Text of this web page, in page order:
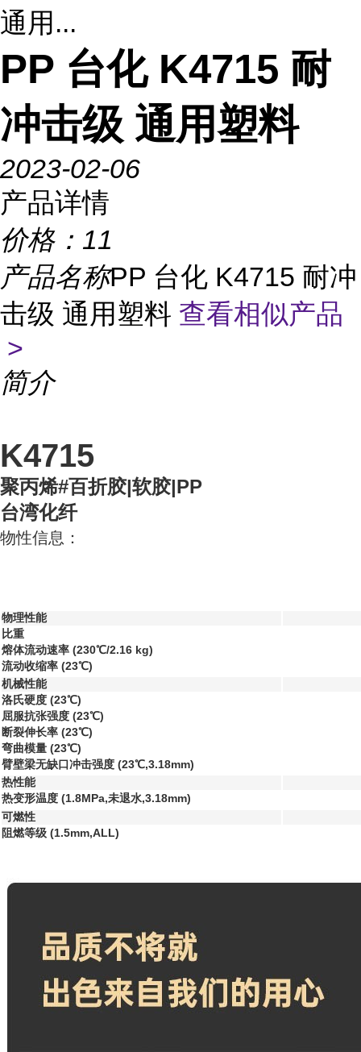
通用...
PP 台化 K4715 耐
冲击级 通用塑料
2023-02-06
产品详情
价格： 11
产品名称PP 台化 K4715 耐冲
击级 通用塑料 查看相似产品
>
简介
K4715
聚丙烯#百折胶|软胶|PP
台湾化纤
物性信息：
物理性能
比重
熔体流动速率 (230℃/2.16 kg)
流动收缩率 (23℃)
机械性能
洛氏硬度 (23℃)
屈服抗张强度 (23℃)
断裂伸长率 (23℃)
弯曲模量 (23℃)
臂壁梁无缺口冲击强度 (23℃,3.18mm)
热性能
热变形温度 (1.8MPa,未退水,3.18mm)
可燃性
阻燃等级 (1.5mm,ALL)